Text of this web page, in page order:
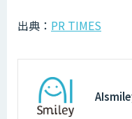
出典： PR TIMES